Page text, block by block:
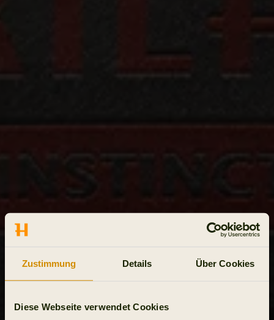
Zustimmung Details Über Cookies
Diese Webseite verwendet Cookies